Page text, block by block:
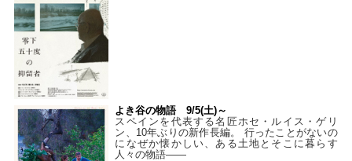
よき谷の物語 9/5(土)～
スペインを代表する名匠ホセ・ルイス・ゲリ
ン、10年ぶりの新作長編。 行ったことがないの
になぜか懐かしい、ある土地とそこに暮らす
人々の物語――